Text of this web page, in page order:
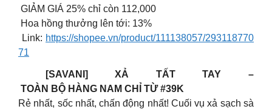
GIẢM GIÁ 25% chỉ còn 112,000
Hoa hồng thưởng lên tới: 13%
Link: https://shopee.vn/product/111138057/293118770
71
[SAVANI] XẢ TẤT TAY –
TOÀN BỘ HÀNG NAM CHỈ TỪ #39K
Rẻ nhất, sốc nhất, chấn động nhất! Cuối vụ xả sạch sà